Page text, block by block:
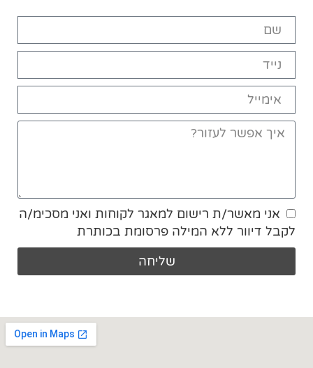
אני מאשר/ת רישום למאגר לקוחות ואני מסכימ/ה
לקבל דיוור ללא המילה פרסומת בכותרת
שליחה